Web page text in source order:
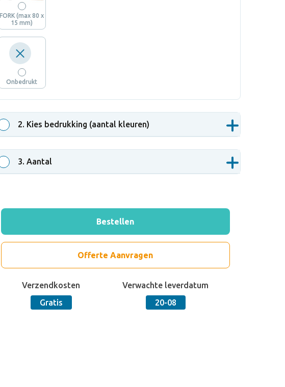
FORK (max 80 x
15 mm)
Onbedrukt
2. Kies bedrukking (aantal kleuren)
3. Aantal
Bestellen
Offerte Aanvragen
Verzendkosten
Gratis
Verwachte leverdatum
20-08